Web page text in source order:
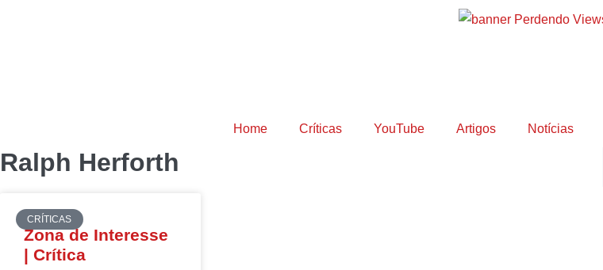
Home Críticas YouTube Artigos Notícias
Ralph Herforth
CRÍTICAS
Zona de Interesse
| Crítica